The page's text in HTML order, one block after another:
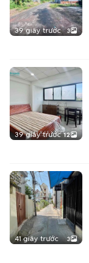
39 giây trước 3
39 giây trước 12
41 giây trước 3